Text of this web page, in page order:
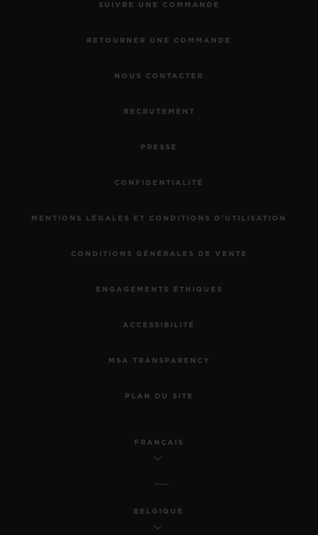
SUIVRE UNE COMMANDE
RETOURNER UNE COMMANDE
NOUS CONTACTER
RECRUTEMENT
PRESSE
CONFIDENTIALITÉ
MENTIONS LÉGALES ET CONDITIONS D'UTILISATION
CONDITIONS GÉNÉRALES DE VENTE
ENGAGEMENTS ÉTHIQUES
ACCESSIBILITÉ
MSA TRANSPARENCY
PLAN DU SITE
FRANÇAIS
BELGIQUE